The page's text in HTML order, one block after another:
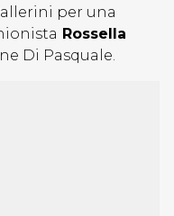
per una
Rossella
Di Pasquale.